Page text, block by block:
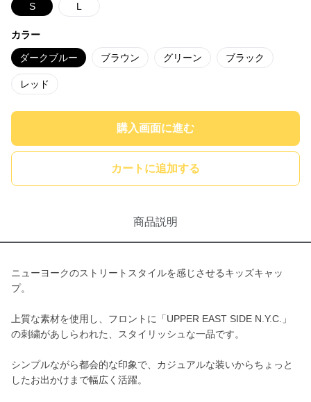
S L
カラー
ダークブルー ブラウン グリーン ブラック
レッド
購入画面に進む
カートに追加する
商品説明
ニューヨークのストリートスタイルを感じさせるキッズキャッ
プ。
上質な素材を使用し、フロントに「UPPER EAST SIDE N.Y.C.」
の刺繍があしらわれた、スタイリッシュな一品です。
シンプルながら都会的な印象で、カジュアルな装いからちょっと
したお出かけまで幅広く活躍。